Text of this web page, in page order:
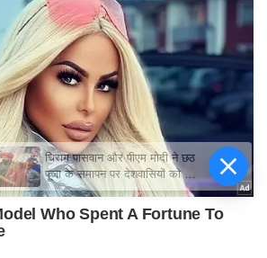
चिराग पासवान और पीएम मोदी ने छठ
पूजा के समापन पर देशवासियों को दी
शुभकामनाएं, छठी मैया से देश की
समृद्धि की कामना की